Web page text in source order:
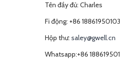
Tên đầy đủ: Charles
Fi động: +86 18861950103
Hộp thư: saley@gwell.cn
Whatsapp:+86